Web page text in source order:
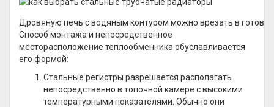
Дровяную печь с водяным контуром можно врезать в
Способ монтажа и непосредственное
месторасположение теплообменника обуславливается
его формой:
Стальные регистры разрешается располагать
непосредственно в топочной камере с высокими
температурными показателями. Обычно они